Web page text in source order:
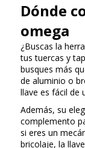
Dónde
omega
¿Buscas la
tus tuercas y
busques más
de aluminio o
llave es fácil de
Además, su
complemento
si eres un
bricolaje, la